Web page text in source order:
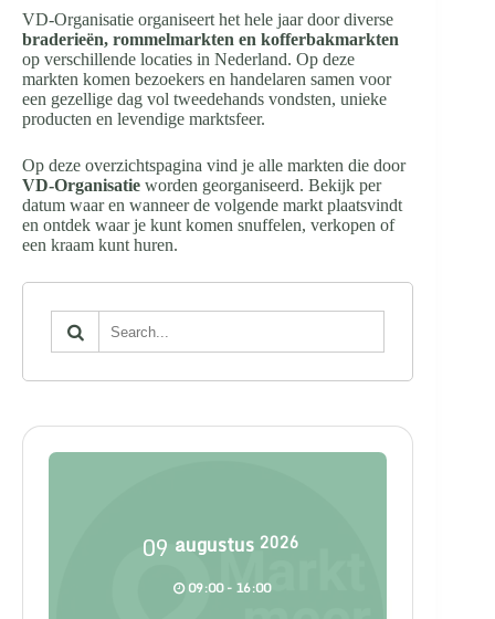
VD-Organisatie organiseert het hele jaar door diverse
braderieën, rommelmarkten en kofferbakmarkten
op verschillende locaties in Nederland. Op deze
markten komen bezoekers en handelaren samen voor
een gezellige dag vol tweedehands vondsten, unieke
producten en levendige marktsfeer.
Op deze overzichtspagina vind je alle markten die door
VD-Organisatie worden georganiseerd. Bekijk per
datum waar en wanneer de volgende markt plaatsvindt
en ontdek waar je kunt komen snuffelen, verkopen of
een kraam kunt huren.
09 augustus 2026
09:00 - 16:00